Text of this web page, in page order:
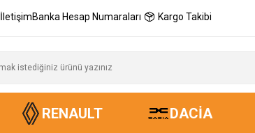
İletişimBanka Hesap Numaraları Kargo Takibi
RENAULT DACIA